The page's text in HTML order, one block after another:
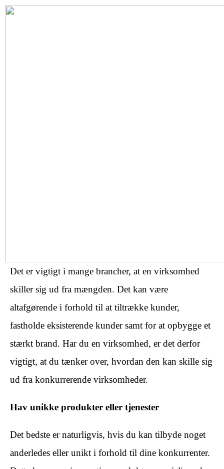
Det er vigtigt i mange brancher, at en virksomhed
skiller sig ud fra mængden. Det kan være
altafgørende i forhold til at tiltrække kunder,
fastholde eksisterende kunder samt for at opbygge et
stærkt brand. Har du en virksomhed, er det derfor
vigtigt, at du tænker over, hvordan den kan skille sig
ud fra konkurrerende virksomheder.
Hav unikke produkter eller tjenester
Det bedste er naturligvis, hvis du kan tilbyde noget
anderledes eller unikt i forhold til dine konkurrenter.